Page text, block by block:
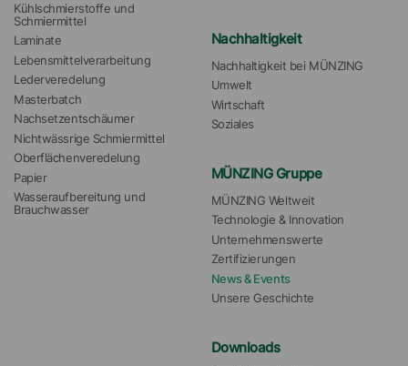
Kühlschmierstoffe und
Schmiermittel
Laminate
Lebensmittelverarbeitung
Lederveredelung
Masterbatch
Nachsetzentschäumer
Nichtwässrige Schmiermittel
Oberflächenveredelung
Papier
Wasseraufbereitung und
Brauchwasser
Nachhaltigkeit
Nachhaltigkeit bei MÜNZING
Umwelt
Wirtschaft
Soziales
MÜNZING Gruppe
MÜNZING Weltweit
Technologie & Innovation
Unternehmenswerte
Zertifizierungen
News & Events
Unsere Geschichte
Downloads